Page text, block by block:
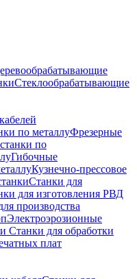
Стеклообрабатывающие
по металлуФрезерные
по
Гибочные
Кузнечно-прессовое
Станки для
для изготовления РВД
производства
Электроэрозионные
Станки для обработки
плат